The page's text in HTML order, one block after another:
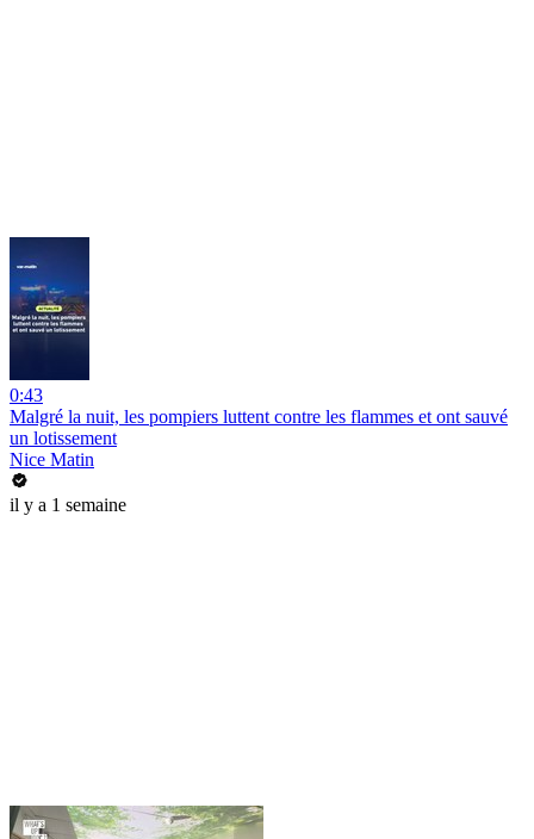
0:43
Malgré la nuit, les pompiers luttent contre les flammes et ont sauvé
un lotissement
Nice Matin
il y a 1 semaine